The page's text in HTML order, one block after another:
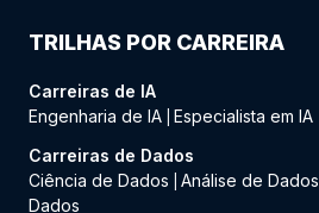
TRILHAS POR CARREIRA
Carreiras de IA
Engenharia de IA Especialista em IA
Carreiras de Dados
Ciência de Dados
Análise de Dados
Dados